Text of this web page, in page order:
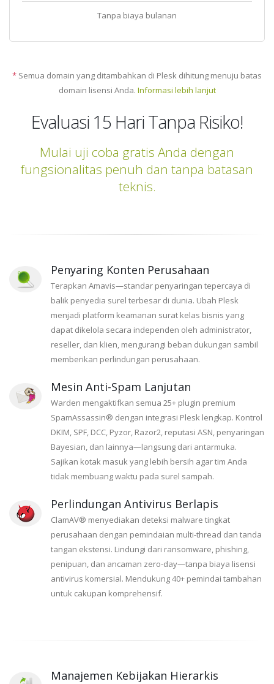
Tanpa biaya bulanan
* Semua domain yang ditambahkan di Plesk dihitung menuju batas
domain lisensi Anda. Informasi lebih lanjut
Evaluasi 15 Hari Tanpa Risiko!
Mulai uji coba gratis Anda dengan
fungsionalitas penuh dan tanpa batasan
teknis.
Penyaring Konten Perusahaan
Terapkan Amavis—standar penyaringan tepercaya di
balik penyedia surel terbesar di dunia. Ubah Plesk
menjadi platform keamanan surat kelas bisnis yang
dapat dikelola secara independen oleh administrator,
reseller, dan klien, mengurangi beban dukungan sambil
memberikan perlindungan perusahaan.
Mesin Anti-Spam Lanjutan
Warden mengaktifkan semua 25+ plugin premium
SpamAssassin® dengan integrasi Plesk lengkap. Kontrol
DKIM, SPF, DCC, Pyzor, Razor2, reputasi ASN, penyaringan
Bayesian, dan lainnya—langsung dari antarmuka.
Sajikan kotak masuk yang lebih bersih agar tim Anda
tidak membuang waktu pada surel sampah.
Perlindungan Antivirus Berlapis
ClamAV® menyediakan deteksi malware tingkat
perusahaan dengan pemindaian multi-thread dan tanda
tangan ekstensi. Lindungi dari ransomware, phishing,
penipuan, dan ancaman zero-day—tanpa biaya lisensi
antivirus komersial. Mendukung 40+ pemindai tambahan
untuk cakupan komprehensif.
Manajemen Kebijakan Hierarkis